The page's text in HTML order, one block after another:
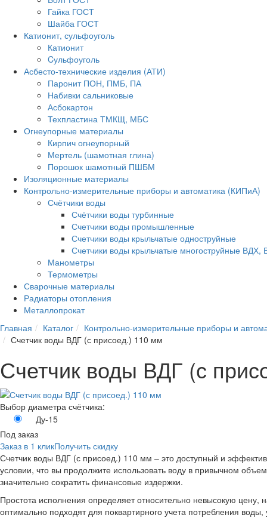
Гайка ГОСТ
Шайба ГОСТ
Катионит, сульфоуголь
Катионит
Cульфоуголь
Асбесто-технические изделия (АТИ)
Паронит ПОН, ПМБ, ПА
Набивки сальниковые
Асбокартон
Техпластина ТМКЩ, МБС
Огнеупорные материалы
Кирпич огнеупорный
Мертель (шамотная глина)
Порошок шамотный ПШБМ
Изоляционные материалы
Контрольно-измерительные приборы и автоматика (КИПиА)
Счётчики воды
Счётчики воды турбинные
Счетчики воды промышленные
Счетчики воды крыльчатые одноструйные
Счетчики воды крыльчатые многоструйные
Манометры
Термометры
Сварочные материалы
Радиаторы отопления
Металлопрокат
Главная
Каталог
Контрольно-измерительные приборы и
Счетчик воды ВДГ (с присоед.) 110 мм
Счетчик воды ВДГ (с
Выбор диаметра счётчика:
Ду-15
Под заказ
Заказ в 1 кликПолучить скидку
Счетчик воды ВДГ (с присоед.) 110 мм – это доступный и
условии, что вы продолжите использовать воду в привычном
значительно сократить финансовые издержки.
Простота исполнения определяет относительно невысокую
оптимально подходят для поквартирного учета потребления